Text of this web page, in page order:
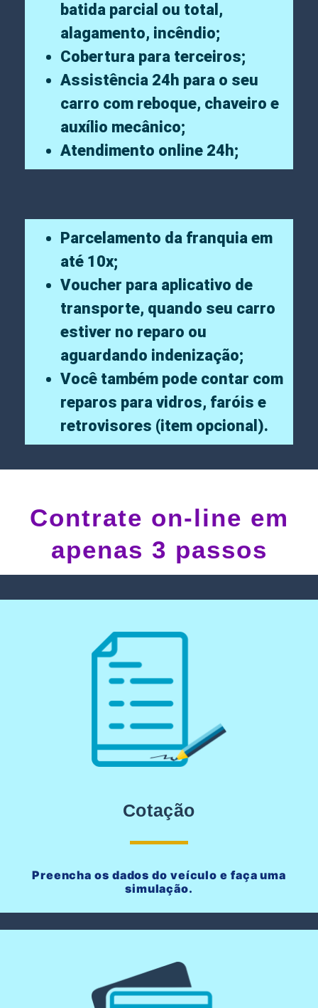
batida parcial ou total,
alagamento, incêndio;
Cobertura para terceiros;
Assistência 24h para o seu
carro com reboque, chaveiro e
auxílio mecânico;
Atendimento online 24h;
Parcelamento da franquia em
até 10x;
Voucher para aplicativo de
transporte, quando seu carro
estiver no reparo ou
aguardando indenização;
Você também pode contar com
reparos para vidros, faróis e
retrovisores (item opcional).
Contrate on-line em
apenas 3 passos
Cotação
Preencha os dados do veículo e faça uma
simulação.